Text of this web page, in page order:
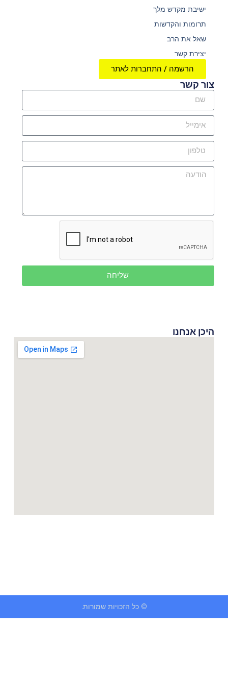
ישיבת מקדש מלך
תרומות והקדשות
שאל את הרב
יצירת קשר
הרשמה / התחברות לאתר
צור קשר
שליחה
היכן אנחנו
© כל הזכויות שמורות.